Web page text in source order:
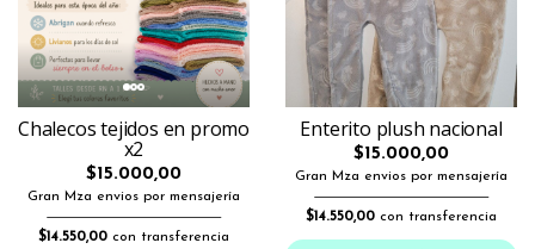
Chalecos tejidos en promo
x2
$15.000,00
Gran Mza envios por mensajería
$14.550,00 con transferencia
Enterito plush nacional
$15.000,00
Gran Mza envios por mensajería
$14.550,00 con transferencia